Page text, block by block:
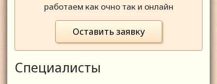
работаем как очно так и онлайн
Оставить заявку
Специалисты